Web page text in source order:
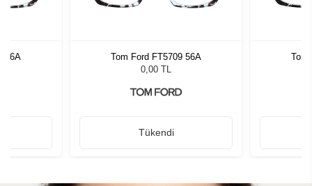
56A
Tom Ford FT5709 56A
0,00 TL
Tükendi
Tom